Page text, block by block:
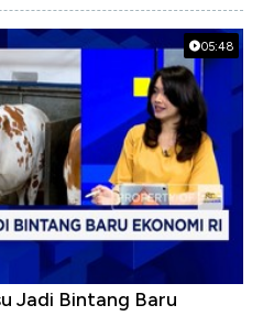
05:48
Jadi Bintang Baru